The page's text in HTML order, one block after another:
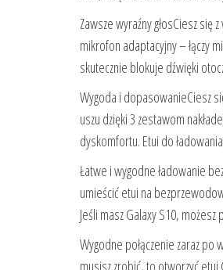
Zawsze wyraźny głosCiesz
mikrofon adaptacyjny – łączy
skutecznie blokuje dźwięki
Wygoda i dopasowanieCiesz
uszu dzięki 3 zestawom
dyskomfortu. Etui do
Łatwe i wygodne ładowanie
umieścić etui na
Jeśli masz Galaxy S10,
Wygodne połączenie zaraz po
musisz zrobić, to otworzyć